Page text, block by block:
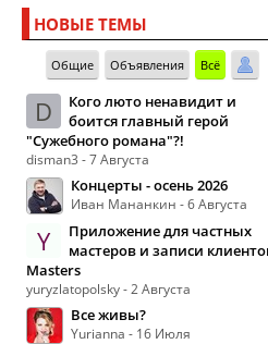
НОВЫЕ ТЕМЫ
Общие Объявления Всё
D
Кого люто ненавидит и
боится главный герой
"Сужебного романа"?!
disman3 - 7 Августа
Концерты - осень 2026
Иван Мананкин - 6 Августа
Y
Приложение для частных
мастеров и записи
Masters
yuryzlatopolsky - 2 Августа
Все живы?
Yurianna - 16 Июля